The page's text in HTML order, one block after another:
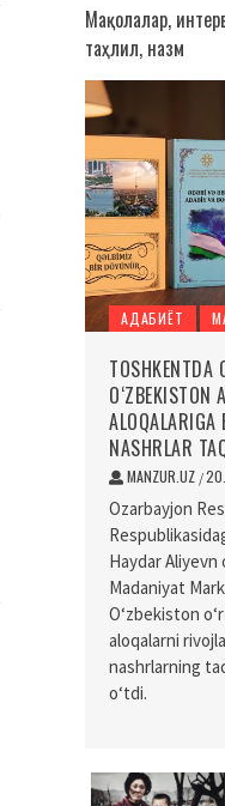
Мақолалар,
таҳлил, назм
АДАБИЁТ
TOSHKENTDA
ALOQALARIGA
NASHRLAR
MANZUR.UZ /
Ozarbayjon
Haydar Aliyevn
Madaniyat
O‘zbekiston
aloqalarni
nashrlarning
o‘tdi.